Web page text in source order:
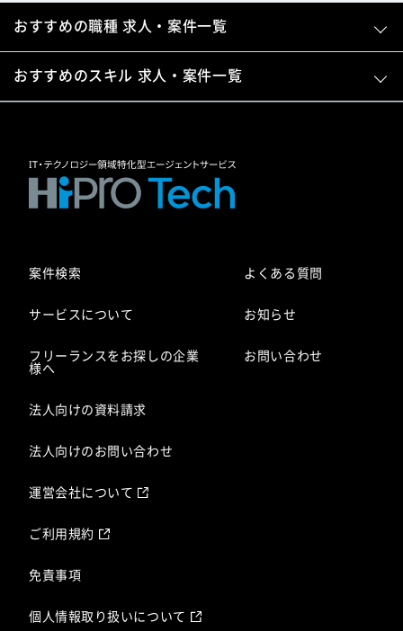
おすすめの職種 求人・案件一覧
おすすめのスキル 求人・案件一覧
案件検索
サービスについて
フリーランスをお探しの企業
様へ
法人向けの資料請求
法人向けのお問い合わせ
よくある質問
お知らせ
お問い合わせ
運営会社について
ご利用規約
免責事項
個人情報取り扱いについて